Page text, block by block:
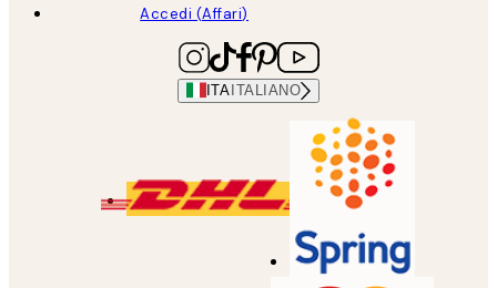
Accedi (Affari)
ITA ITALIANO